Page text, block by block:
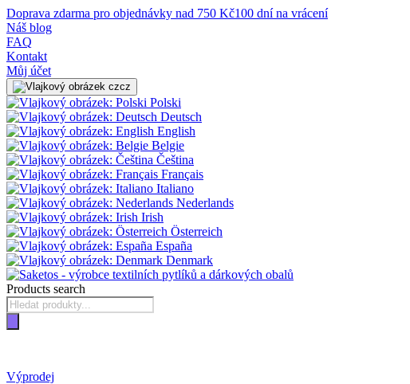
Doprava zdarma pro objednávky nad 750 Kč100 dní na vrácení
Náš blog
FAQ
Kontakt
Můj účet
cz
Polski
Deutsch
English
Belgie
Čeština
Français
Italiano
Nederlands
Irish
Österreich
España
Denmark
Products search
Výprodej